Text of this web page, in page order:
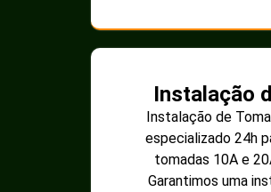
Instalação
Instalação de
especializado 24h
tomadas 10A e
Garantimos uma